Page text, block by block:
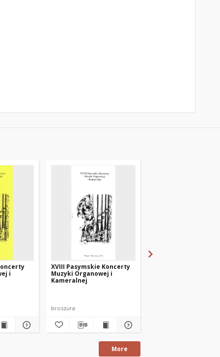
i
XVIII Pasymskie Koncerty
Muzyki Organowej i
Kameralnej
broszura
More